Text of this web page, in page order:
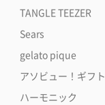
TANGLE TEEZER
Sears
gelato pique
アソビュー！ギフト
ハーモニック